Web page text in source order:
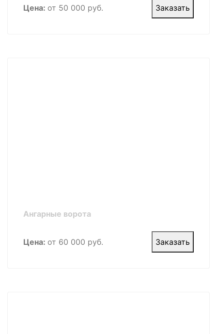
Цена: от 50 000 руб. Заказать
Ангарные ворота
Цена: от 60 000 руб. Заказать